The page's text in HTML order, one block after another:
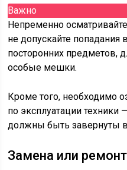
Важно
Непременно
не допускайте попадания
посторонних предметов,
особые мешки.
Кроме того, необходимо
по эксплуатации техники
должны быть завернуты
Замена или